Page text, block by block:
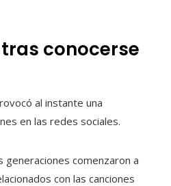
conocerse
al instante una
en las redes sociales.
comenzaron a
con las canciones